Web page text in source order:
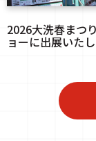
2026大洗春まつ
ョーに出展いた